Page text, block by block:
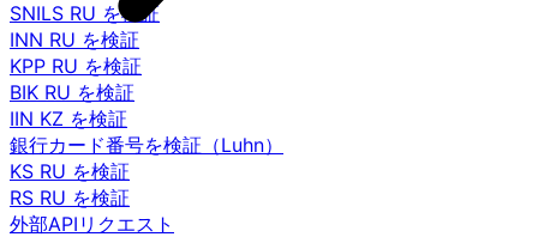
SNILS RU を検証
INN RU を検証
KPP RU を検証
BIK RU を検証
IIN KZ を検証
銀行カード番号を検証（Luhn）
KS RU を検証
RS RU を検証
外部APIリクエスト